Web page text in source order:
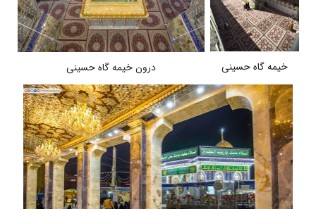
خیمه گاه حسینی درون خیمه گاه حسینی